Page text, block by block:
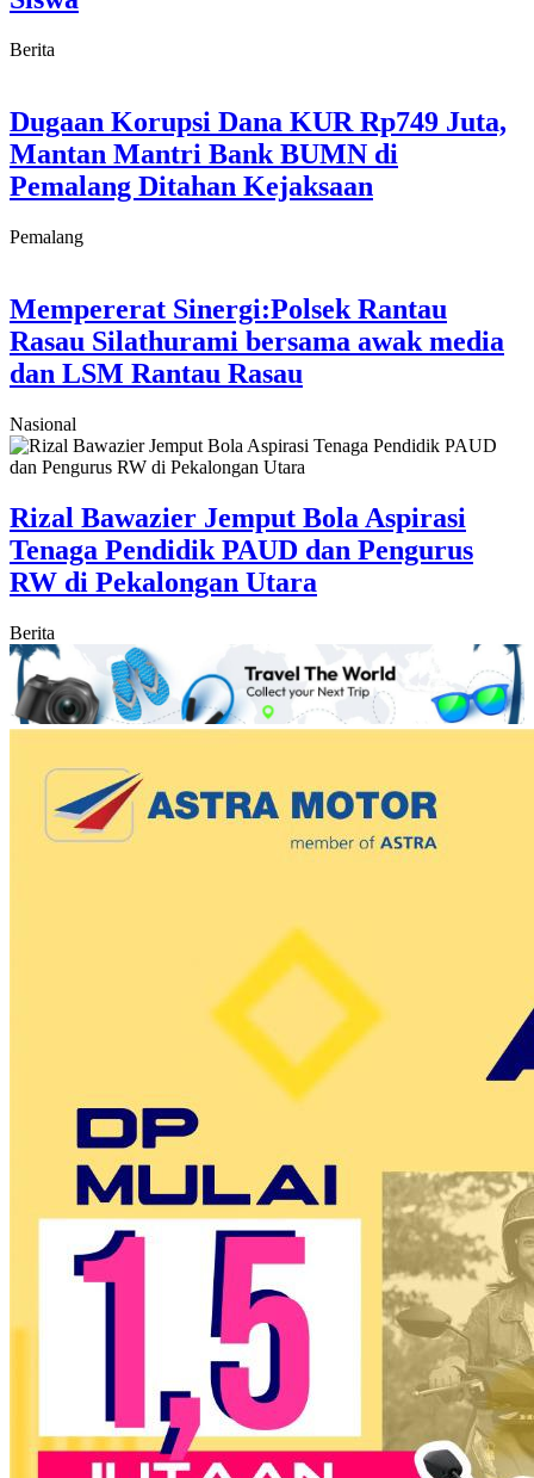
Berita
Dugaan Korupsi Dana KUR Rp749 Juta,
Mantan Mantri Bank BUMN di
Pemalang Ditahan Kejaksaan
Pemalang
Mempererat Sinergi:Polsek Rantau
Rasau Silathurami bersama awak media
dan LSM Rantau Rasau
Nasional
Rizal Bawazier Jemput Bola Aspirasi
Tenaga Pendidik PAUD dan Pengurus
RW di Pekalongan Utara
Berita